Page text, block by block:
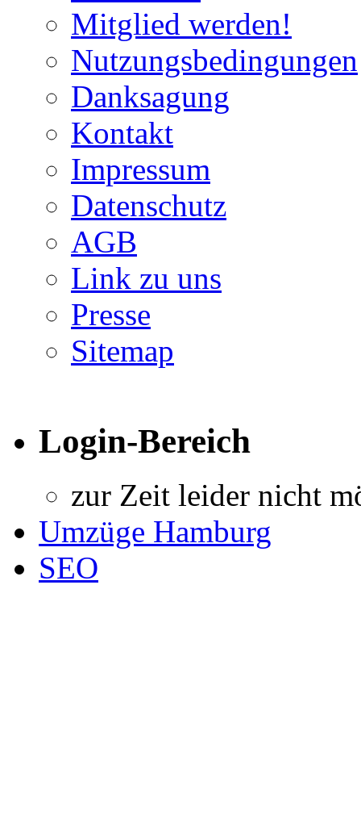
Mitglied werden!
Nutzungsbedingungen
Danksagung
Kontakt
Impressum
Datenschutz
AGB
Link zu uns
Presse
Sitemap
Login-Bereich
zur Zeit leider nicht
Umzüge Hamburg
SEO